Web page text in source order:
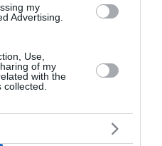
my
Advertising.
Use,
of my
with the